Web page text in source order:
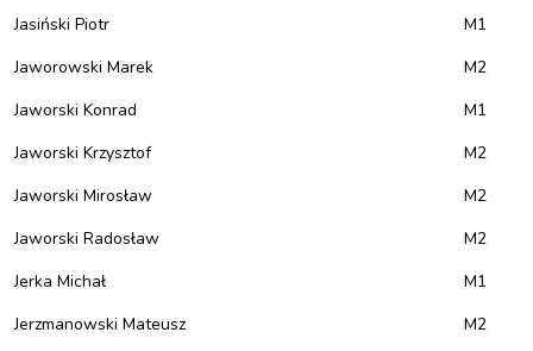
Jasiński Piotr
M1
Jaworowski Marek
M2
Jaworski Konrad
M1
Jaworski Krzysztof
M2
Jaworski Mirosław
M2
Jaworski Radosław
M2
Jerka Michał
M1
Jerzmanowski Mateusz
M2